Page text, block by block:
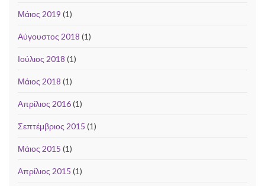
Μάιος 2019 (1)
Αύγουστος 2018 (1)
Ιούλιος 2018 (1)
Μάιος 2018 (1)
Απρίλιος 2016(1)
Σεπτέμβριος 2015 (1)
Μάιος 2015 (1)
Απρίλιος 2015 (1)